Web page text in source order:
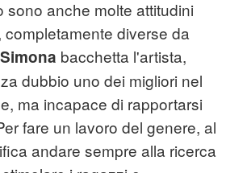
sono anche molte attitudini
diverse da
Simona bacchetta l'artista,
dubbio uno dei migliori nel
ma incapace di rapportarsi
fare un lavoro del genere, al
andare sempre alla ricerca